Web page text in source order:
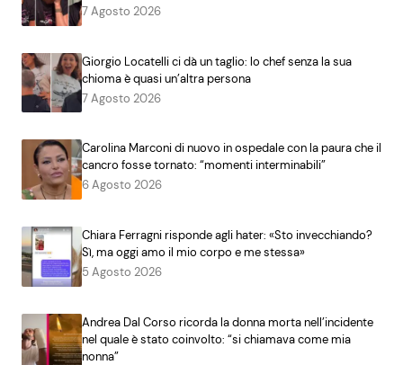
7 Agosto 2026
Giorgio Locatelli ci dà un taglio: lo chef senza la sua
chioma è quasi un’altra persona
7 Agosto 2026
Carolina Marconi di nuovo in ospedale con la paura che il
cancro fosse tornato: “momenti interminabili”
6 Agosto 2026
Chiara Ferragni risponde agli hater: «Sto invecchiando?
Sì, ma oggi amo il mio corpo e me stessa»
5 Agosto 2026
Andrea Dal Corso ricorda la donna morta nell’incidente
nel quale è stato coinvolto: “si chiamava come mia
nonna”